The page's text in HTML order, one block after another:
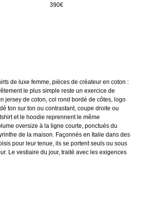
390€
de luxe femme, pièces de créateur en coton :
le plus simple reste un exercice de
jersey de coton, col rond bordé de côtes, logo
ton sur ton ou contrastant, coupe droite ou
et le hoodie reprennent le même
oversize à la ligne courte, ponctués du
de la maison. Façonnés en Italie dans des
pour leur tenue, ils se portent seuls ou sous
Le vestiaire du jour, traité avec les exigences